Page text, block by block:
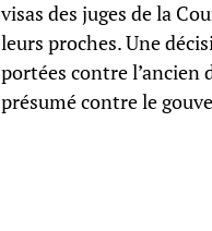
visas des juges de la
leurs proches. Une
portées contre l’ancien
présumé contre le